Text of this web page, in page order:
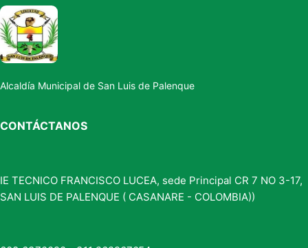
Alcaldía Municipal de San Luis de Palenque
CONTÁCTANOS
IE TECNICO FRANCISCO LUCEA, sede Principal CR 7 NO 3-17,
SAN LUIS DE PALENQUE ( CASANARE - COLOMBIA))